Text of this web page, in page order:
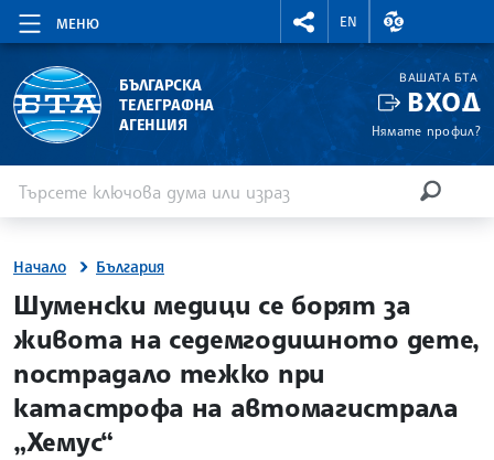
МЕНЮ
RIGHTMENU.SOCIAL
EN
ВАЛУТНИ
БЪЛГАРСКА
ТЕЛЕГРАФНА
АГЕНЦИЯ
ВАШАТА БТА
ВХОД
Нямате профил?
Начало България
site.bta
Шуменски медици се борят за
живота на седемгодишното дете,
пострадало тежко при
катастрофа на автомагистрала
„Хемус“